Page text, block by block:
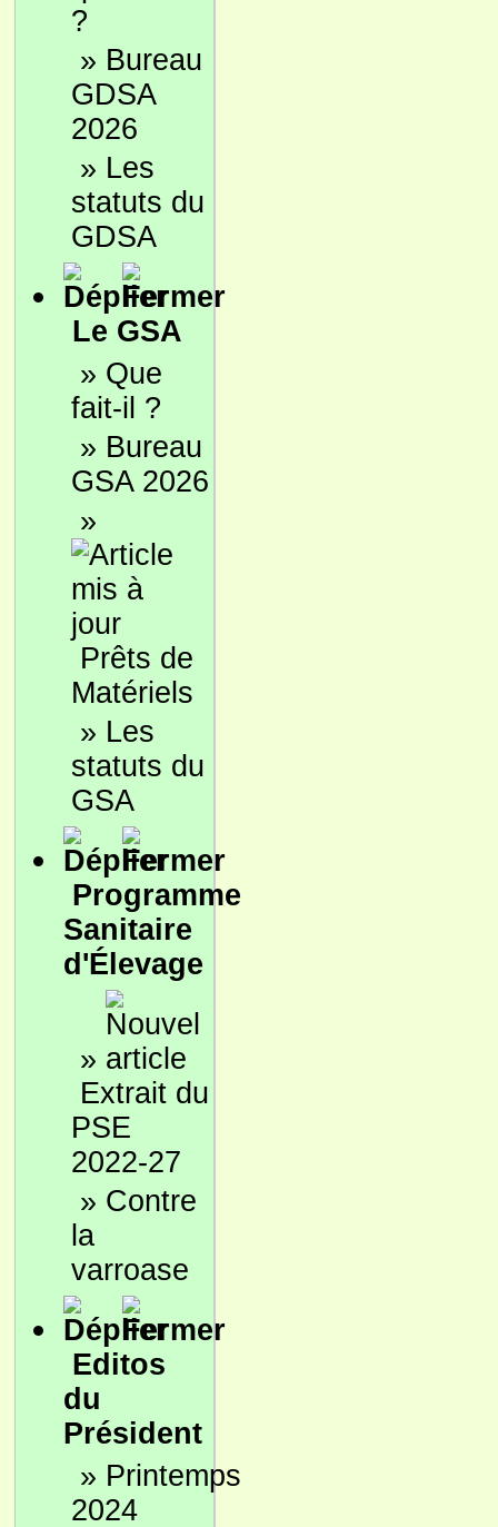
?
» Bureau
GDSA
2026
» Les
statuts du
GDSA
Le GSA
» Que
fait-il ?
» Bureau
GSA 2026
»
Prêts de
Matériels
» Les
statuts du
GSA
Programme
Sanitaire
d'Élevage
»
Extrait du
PSE
2022-27
» Contre
la
varroase
Editos
du
Président
» Printemps
2024